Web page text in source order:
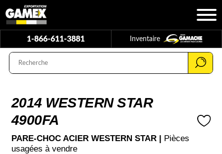
1-866-611-3881 Inventaire
2014 WESTERN STAR
4900FA
PARE-CHOC ACIER WESTERN STAR | Pièces
usagées à vendre